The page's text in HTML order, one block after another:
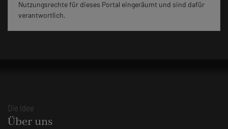
Nutzungsrechte für dieses Portal eingeräumt und sind dafür
verantwortlich.
Die Idee
Über uns